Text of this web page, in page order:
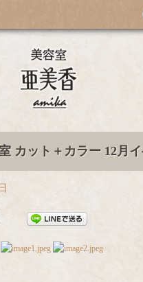
カット＋カラー 12月